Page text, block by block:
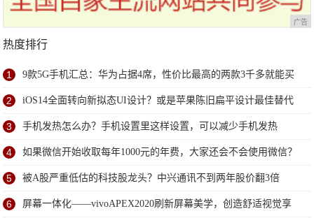
广告
热度排行
1 9款5G手机汇总：华为占据4席，性价比最高的两款3千多就能买
到
2 iOS14全面转向新拟态UI设计？或是苹果陈旧扁平设计最佳替代
方案
3 手机发热怎么办？手机设置里这样设置，可以减少手机发热
4 如果微信开始收取每年1000元的年费，大家还会不会使用微信？
5 被A股严重低估的科技股龙头？中兴通讯不到两年股价翻3倍
6 屏幕一体化——vivoAPEX2020刷新屏幕美学，创造舒适视觉享